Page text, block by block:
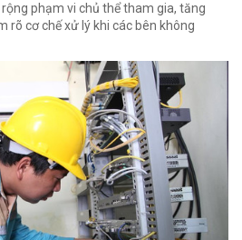
phạm vi chủ thể tham gia, tăng
rõ cơ chế xử lý khi các bên không